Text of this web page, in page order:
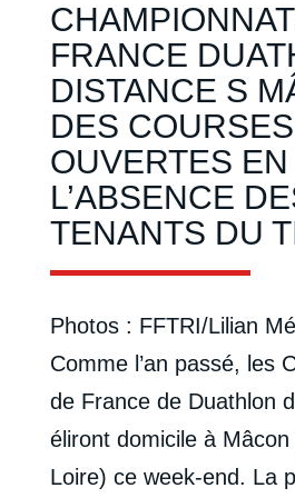
FRANCE
DISTANCE S
DES
OUVERTES EN
L’ABSENCE
TENANTS DU
Photos : FFTRI/Lilian
Comme l’an passé, les
de France de Duathlon
éliront domicile à
Loire) ce week-end. La